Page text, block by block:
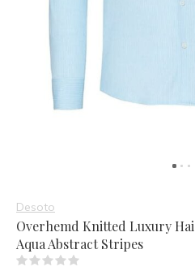
Desoto
Overhemd Knitted Luxury Hai
Aqua Abstract Stripes